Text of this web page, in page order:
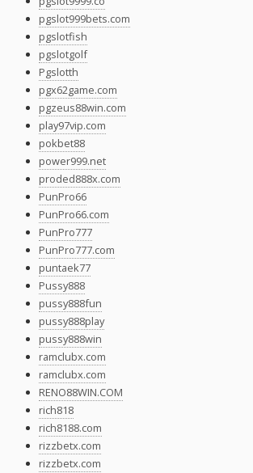
pgslot999bets.com
pgslotfish
pgslotgolf
Pgslotth
pgx62game.com
pgzeus88win.com
play97vip.com
pokbet88
power999.net
proded888x.com
PunPro66
PunPro66.com
PunPro777
PunPro777.com
puntaek77
Pussy888
pussy888fun
pussy888play
pussy888win
ramclubx.com
ramclubx.com
RENO88WIN.COM
rich818
rich8188.com
rizzbetx.com
rizzbetx.com